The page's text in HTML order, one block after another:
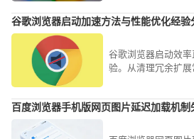
谷歌浏览器启动加速方法与性能优化经验
谷歌浏览器启动效
验。从清理冗余扩
一次开启都能享受到
百度浏览器手机版网页图片延迟加载机制